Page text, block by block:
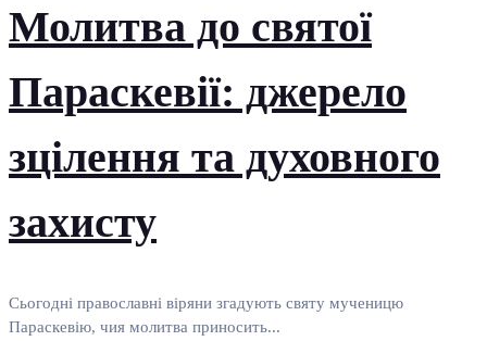
Молитва до святої
Параскевії: джерело
зцілення та духовного
захисту
Сьогодні православні віряни згадують святу мученицю
Параскевію, чия молитва приносить...